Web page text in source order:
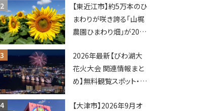
ショーなど
【東近江市】約5万本のひ
まわりが咲き誇る「山梶
農園ひまわり畑」が2026
ポットやキッチンカーも
登場！何度も入園できる
フリーパスも販売★
2026年最新【びわ湖大
花火大会 関連情報まと
め】無料観覧スポット・同
ップ・交通規制に近隣施
【大津市】2026年9月オ